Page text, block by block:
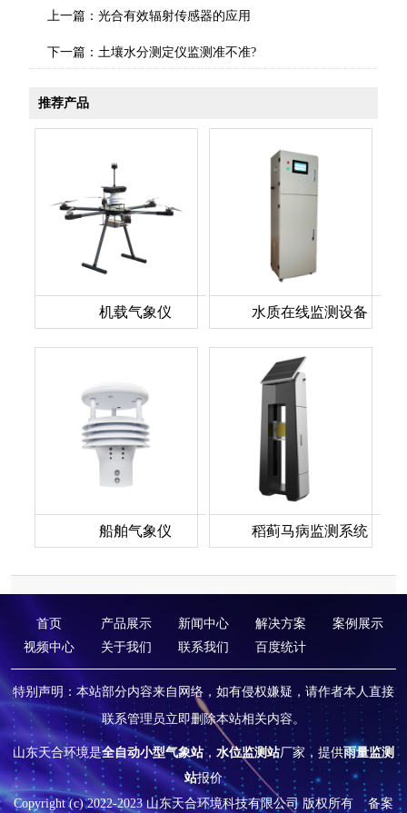
上一篇： 光合有效辐射传感器的应用
下一篇： 土壤水分测定仪监测准不准?
推荐产品
机载气象仪 水质在线监测设备
船舶气象仪 稻蓟马病监测系统
首页 产品展示 新闻中心 解决方案
案例展示
视频中心
关于我们 联系我们 百度统计
特别声明：本站部分内容来自网络，如有侵权嫌疑，请作者本人直接
联系管理员立即删除本站相关内容。
山东天合环境是全自动小型气象站， 水位监测站厂家，提供雨量监测
站报价
Copyright (c) 2022-2023 山东天合环境科技有限公司 版权所有备案